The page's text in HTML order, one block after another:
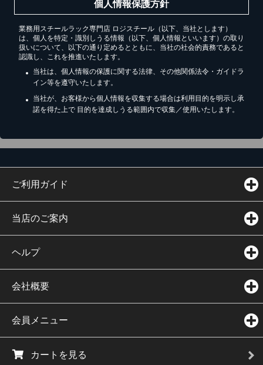
個人情報保護方針
業務用スチールラック専門店 ロジスチール（以下、当社とします）
は、個人を特定・識別しうる情報（以下、個人情報といいます）の取り
扱いについて、以下の通り定めるとともに、当社の社会的責務であると
認識し、これを推進いたします。
当社は、個人情報の保護に関する法律、その他関係法令・ガイドラ
イン等を遵守いたします。
当社が、お客様から個人情報を収集する場合は利用目的を明示し承
諾を得た上で 目的を達成しうる範囲内で収集／使用いたします。
ご利用ガイド
当店のご案内
ヘルプ
会社概要
会員メニュー
カートを見る